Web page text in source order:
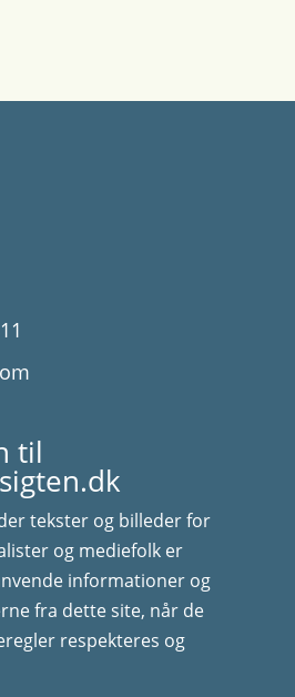
til
tekster og billeder for
og mediefolk er
informationer og
fra dette site, når de
respekteres og